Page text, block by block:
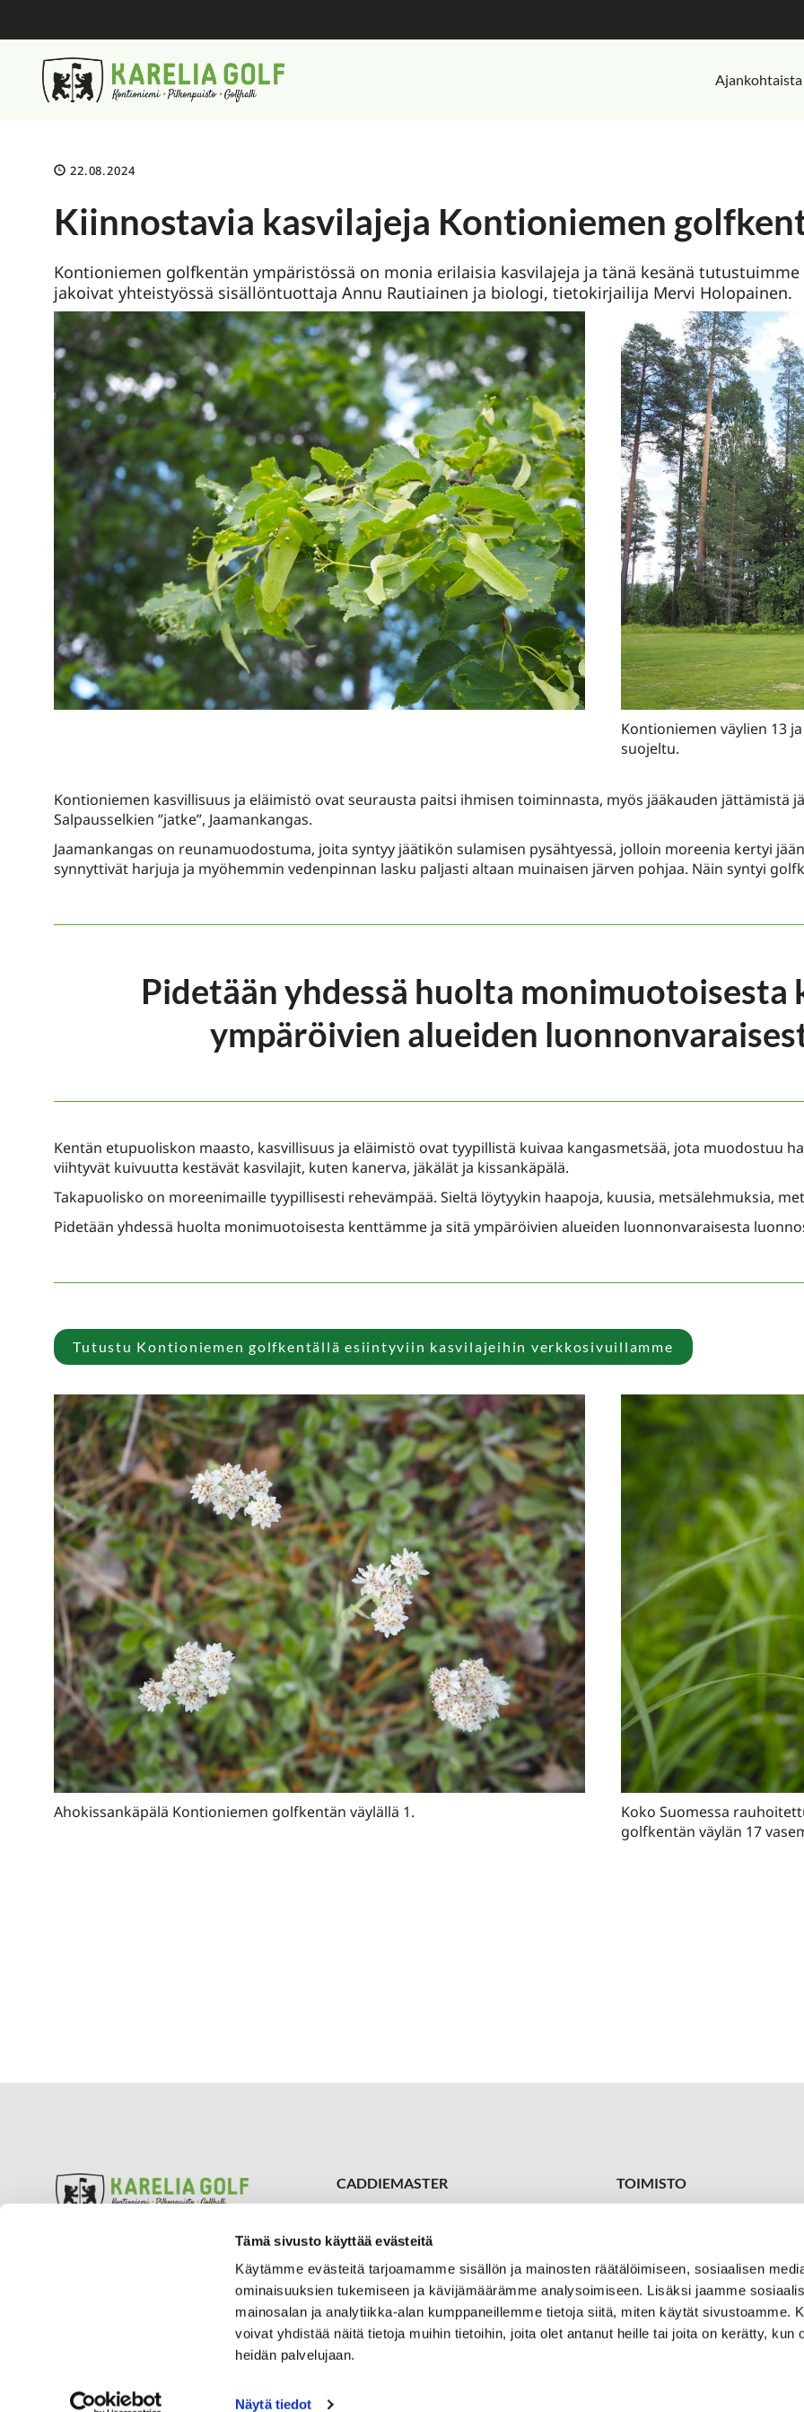
Tämä sivusto käyttää evästeitä
Käytämme evästeitä tarjoamamme sisällön ja mainosten räätälöimiseen, sosiaalisen
ominaisuuksien tukemiseen ja kävijämäärämme analysoimiseen. Lisäksi jaamme
mainosalan ja analytiikka-alan kumppaneillemme tietoja siitä, miten käytät sivustoamme.
voivat yhdistää näitä tietoja muihin tietoihin, joita olet antanut heille tai joita on kerätty, kun
heidän palvelujaan.
Näytä tiedot
Ajankohtaista
22.08.2024
Kiinnostavia kasvilajeja Kontioniemen
Kontioniemen golfkentän ympäristössä on monia erilaisia kasvilajeja ja tänä kesänä
jakoivat yhteistyössä sisällöntuottaja Annu Rautiainen ja biologi, tietokirjailija Mervi Holopainen.
Kontioniemen väylien 13
suojeltu.
Kontioniemen kasvillisuus ja eläimistö ovat seurausta paitsi ihmisen toiminnasta, myös jääkauden jättämistä
Salpausselkien ”jatke”, Jaamankangas.
Jaamankangas on reunamuodostuma, joita syntyy jäätikön sulamisen pysähtyessä, jolloin moreenia kertyi
synnyttivät harjuja ja myöhemmin vedenpinnan lasku paljasti altaan muinaisen järven pohjaa. Näin syntyi
Pidetään yhdessä huolta monimuotoisesta
ympäröivien alueiden
Kentän etupuoliskon maasto, kasvillisuus ja eläimistö ovat tyypillistä kuivaa kangasmetsää, jota muodostuu
viihtyvät kuivuutta kestävät kasvilajit, kuten kanerva, jäkälät ja kissankäpälä.
Takapuolisko on moreenimaille tyypillisesti rehevämpää. Sieltä löytyykin haapoja, kuusia, metsälehmuksia,
Pidetään yhdessä huolta monimuotoisesta kenttämme ja sitä ympäröivien alueiden luonnonvaraisesta
Tutustu Kontioniemen golfkentällä esiintyviin kasvilajeihin verkkosivuillamme
Ahokissankäpälä Kontioniemen golfkentän väylällä 1.
Koko Suomessa
golfkentän väylän 17
CADDIEMASTER
Karelia Golf
Vaskiportintie 7
80780 Kontioniemi
TOIMISTO
petja.vuojarvi@kareliagolf.fi
Seurapäällikkö/pro
Aki Keronen
+358 50 302 5933
aki.keronen@kareliagolf.fi